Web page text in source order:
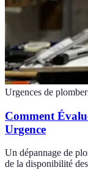
Urgences de
Comment
Urgence
Un dépannage de
de la disponibilité